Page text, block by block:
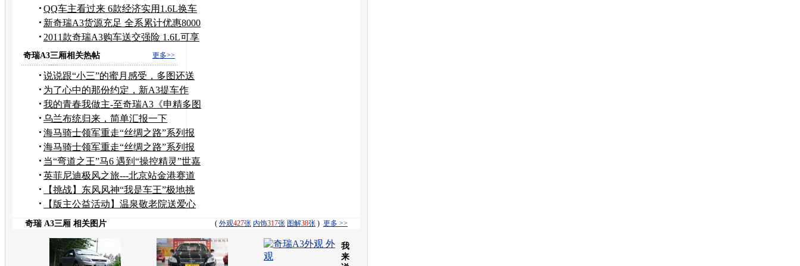
装具
QQ车主看过来 6款经济实用1.6L换车
之选
新奇瑞A3货源充足 全系累计优惠8000
元
2011款奇瑞A3购车送交强险 1.6L可享
补贴
更多>>
奇瑞A3三厢相关热帖
说说跟“小三”的蜜月感受，多图还送
小姨子。。。
为了心中的那份约定，新A3提车作
业，主贴小更新！
我的青春我做主-至奇瑞A3《申精多图
申请认证车主》
乌兰布统归来，简单汇报一下
海马骑士领军重走“丝绸之路”系列报
道之茂陵 乾陵
海马骑士领军重走“丝绸之路”系列报
道之西安启程
当“弯道之王”马6 遇到“操控精灵”世嘉
英菲尼迪极风之旅---北京站金港赛道
【挑战】东风风神“我是车王”极地挑
战赛烟台站
【版主公益活动】温泉敬老院送爱心
( 外观427张 内饰317张 图解38张 ) 更多 >>
奇瑞 A3三厢 相关图片
我
来